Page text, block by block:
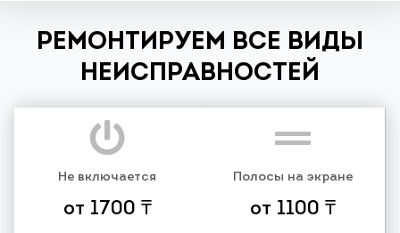
РЕМОНТИРУЕМ ВСЕ ВИДЫ
НЕИСПРАВНОСТЕЙ
Не включается
от 1700 ₸
Полосы на экране
от 1100 ₸